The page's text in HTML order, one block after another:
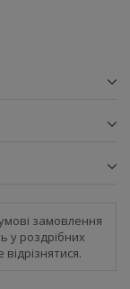
замовлення
у роздрібних